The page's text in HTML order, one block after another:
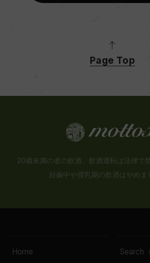
Page Top
20歳未満の者の飲酒、飲酒運転は法律で
妊娠中や授乳期の飲酒はやめま
Home
Search